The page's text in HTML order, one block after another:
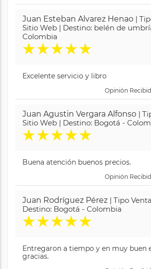
Juan Esteban Alvarez Henao |
Sitio Web | Destino: belén de
Colombia
★★★★★
Excelente servicio y libro
Opinión
Juan Agustin Vergara Alfonso |
Sitio Web | Destino: Bogotá -
★★★★★
Buena atención buenos precios.
Opinión
Juan Rodríguez Pérez | Tipo
Destino: Bogotá - Colombia
★★★★★
Entregaron a tiempo y en muy buen
gracias.